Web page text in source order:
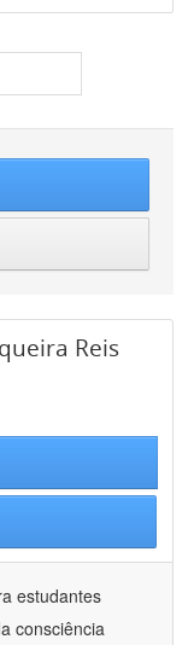
Reis
estudantes
consciência